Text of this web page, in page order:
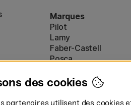
Marques
Pilot
Lamy
Faber-Castell
Posca
Afficher toutes (160)
des cookies
partenaires utilisent des cookies